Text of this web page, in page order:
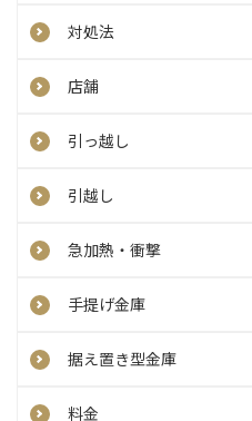
対処法
店舗
引っ越し
引越し
急加熱・衝撃
手提げ金庫
据え置き型金庫
料金